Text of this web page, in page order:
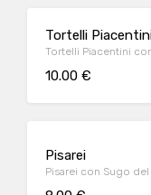
Tortelli
Tortelli Piacentini
10.00 €
Pisarei
Pisarei con Sugo